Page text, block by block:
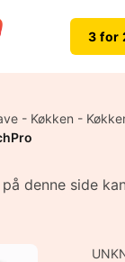
3 for
- Køkken -
denne side